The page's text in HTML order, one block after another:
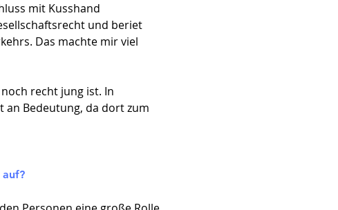
mit Kusshand
und beriet
Das machte mir viel
recht jung ist. In
an Bedeutung, da dort zum